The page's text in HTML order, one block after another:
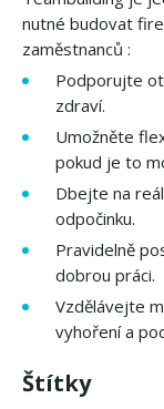
nutné budovat
zaměstnanců :
Podporujte
zdraví.
Umožněte
pokud je to
Dbejte na
odpočinku.
Pravidelně
dobrou práci.
Vzdělávejte
vyhoření a
Štítky